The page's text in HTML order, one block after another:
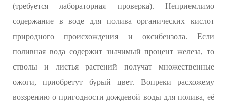
(требуется лабораторная проверка). Неприемлимо
содержание в воде для полива органических кислот
природного происхождения и оксибензола. Если
поливная вода содержит значимый процент железа, то
стволы и листья растений получат множественные
ожоги, приобретут бурый цвет. Вопреки расхожему
воззрению о пригодности дождевой воды для полива, её